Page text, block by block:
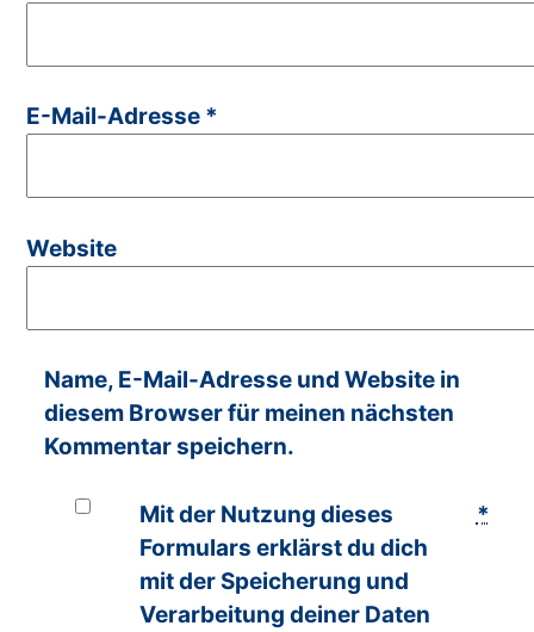
E-Mail-Adresse *
Website
Name, E-Mail-Adresse und Website in
diesem Browser für meinen nächsten
Kommentar speichern.
Mit der Nutzung dieses
Formulars erklärst du dich
mit der Speicherung und
Verarbeitung deiner Daten
*